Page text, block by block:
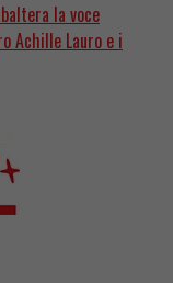
la voce
Achille Lauro e i